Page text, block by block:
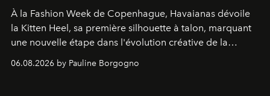
À la Fashion Week de Copenhague, Havaianas dévoile
la Kitten Heel, sa première silhouette à talon, marquant
une nouvelle étape dans l'évolution créative de la
06.08.2026 by Pauline Borgogno